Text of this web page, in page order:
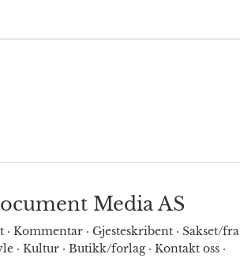
Media AS
· Kommentar · Gjesteskribent · Sakset/fra
· Kultur· Butikk/forlag· Kontakt oss·